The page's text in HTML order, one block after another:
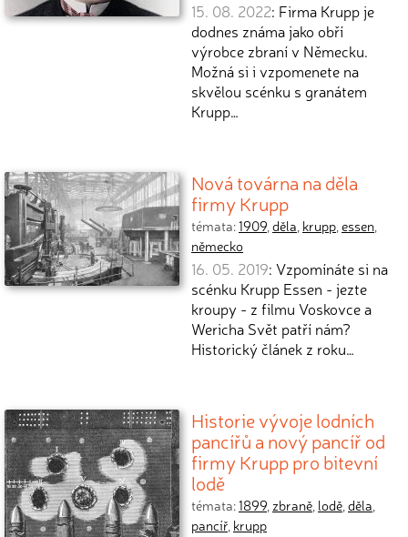
15. 08. 2022: Firma Krupp je
dodnes známa jako obří
výrobce zbraní v Německu.
Možná si i vzpomenete na
skvělou scénku s granátem
Krupp…
Nová továrna na děla
firmy Krupp
témata:1909,děla, krupp,essen,
německo
16. 05. 2019: Vzpomínáte si na
scénku Krupp Essen - jezte
kroupy - z filmu Voskovce a
Wericha Svět patří nám?
Historický článek z roku…
Historie vývoje lodních
pancířů a nový pancíř od
firmy Krupp pro bitevní
lodě
témata:1899, zbraně, lodě,děla,
pancíř, krupp